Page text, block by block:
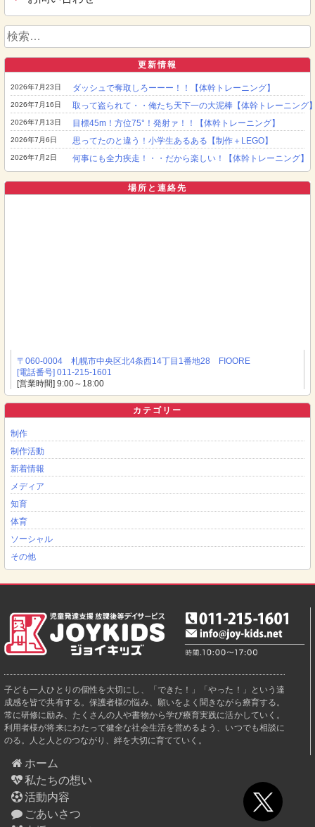
検
索:
更新情報
ダッシュで奪取しろーーー！！【体幹トレーニング】
2026年7月23日
取って盗られて・・俺たち天下一の大泥棒【体幹トレーニング
2026年7月16日
目標45m！方位75°！発射ァ！！【体幹トレーニング】
2026年7月13日
思ってたのと違う！小学生あるある【制作＋LEGO】
2026年7月6日
何事にも全力疾走！・・だから楽しい！【体幹トレーニング】
2026年7月2日
場所と連絡先
〒060-0004 札幌市中央区北4条西14丁目1番地28 FIOORE
[電話番号] 011-215-1601
[営業時間] 9:00～18:00
カテゴリー
制作
制作活動
新着情報
メディア
知育
体育
ソーシャル
その他
子ども一人ひとりの個性を大切にし、「できた！」「やった！」という達
成感を皆で共有する。保護者様の悩み、願いをよく聞きながら療育する。
常に研修に励み、たくさんの人や書物から学び療育実践に活かしていく。
利用者様が将来にわたって健全な社会生活を営めるよう、いつでも相談に
のる。人と人とのつながり、絆を大切に育てていく。
ホーム
私たちの想い
活動内容
ごあいさつ